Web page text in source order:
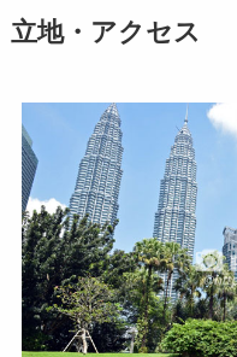
立地・アクセス